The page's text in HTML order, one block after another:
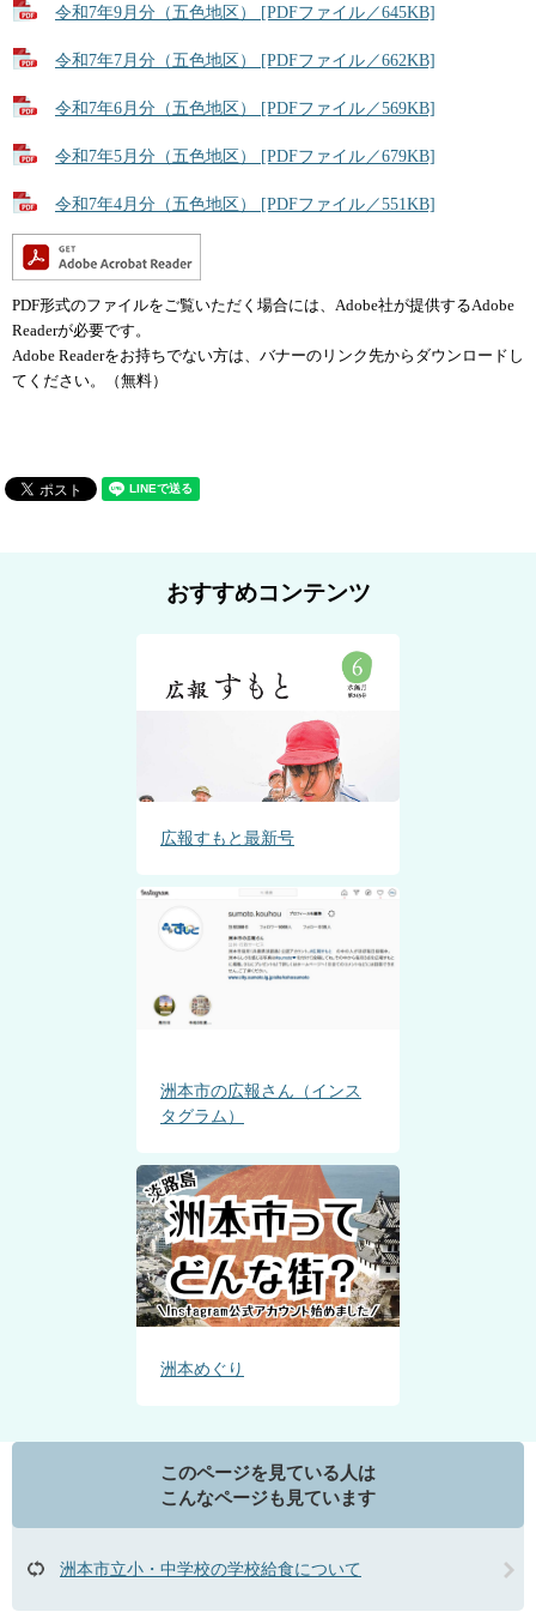
令和7年9月分（五色地区） [PDFファイル／645KB]
令和7年7月分（五色地区） [PDFファイル／662KB]
令和7年6月分（五色地区） [PDFファイル／569KB]
令和7年5月分（五色地区） [PDFファイル／679KB]
令和7年4月分（五色地区） [PDFファイル／551KB]
PDF形式のファイルをご覧いただく場合には、Adobe社が提供するAdobe
Readerが必要です。
Adobe Readerをお持ちでない方は、バナーのリンク先からダウンロードし
てください。（無料）
おすすめコンテンツ
広報すもと最新号
洲本市の広報さん（インス
タグラム）
洲本めぐり
このページを見ている人は
こんなページも見ています
洲本市立小・中学校の学校給食について